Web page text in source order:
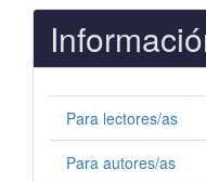
Para lectores/as
Para autores/as